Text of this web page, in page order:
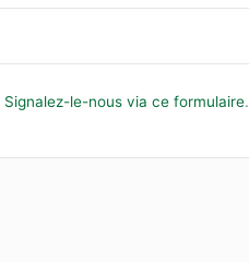
Signalez-le-nous via ce formulaire.